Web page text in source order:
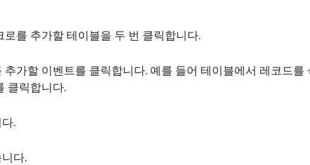
를 추가할 테이블을 두 번 클릭합니다.
가할 이벤트를 클릭합니다. 예를 들어 테이블에서 레코드를
클릭합니다.
.
다.